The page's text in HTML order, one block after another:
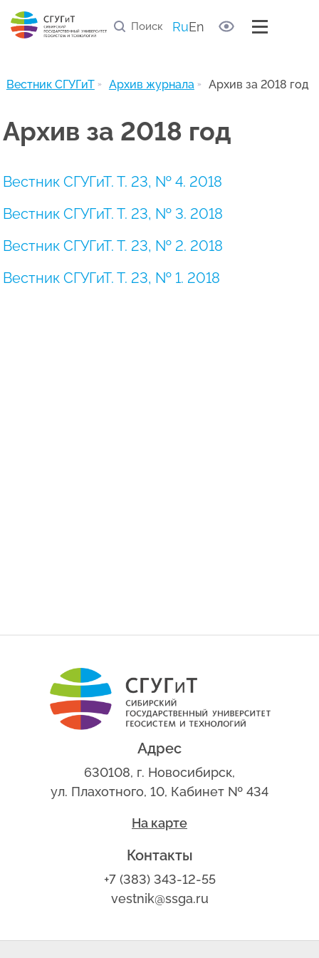
RuEn
Правила рецензирования статей
Список научных рецензентов
Полезные ссылки
Вестник СГУГиТ Архив журнала Архив за 2018 год
Архив за 2018 год
Вестник СГУГиТ. Т. 23, № 4. 2018
Вестник СГУГиТ. Т. 23, № 3. 2018
Вестник СГУГиТ. Т. 23, № 2. 2018
Вестник СГУГиТ. Т. 23, № 1. 2018
Адрес
630108, г. Новосибирск,
ул. Плахотного, 10, Кабинет № 434
На карте
Контакты
+7 (383) 343-12-55
vestnik@ssga.ru